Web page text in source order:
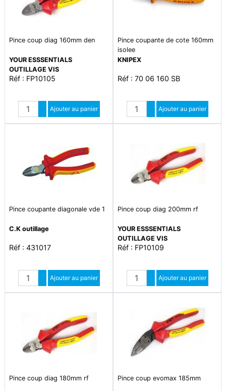
Pince coup diag 160mm den
YOUR ESSSENTIALS
OUTILLAGE VIS
Réf : FP10105
Quantité
Augmenter quantité
Diminuer quantité
Ajouter au panier
Pince coupante de cote 160mm
isolee
KNIPEX
Réf : 70 06 160 SB
Quantité
Augmenter quantité
Diminuer quantité
Ajouter au panier
Pince coupante diagonale vde 1
C.K outillage
Réf : 431017
Quantité
Augmenter quantité
Diminuer quantité
Ajouter au panier
Pince coup diag 200mm rf
YOUR ESSSENTIALS
OUTILLAGE VIS
Réf : FP10109
Quantité
Augmenter quantité
Diminuer quantité
Ajouter au panier
Pince coup diag 180mm rf Pince coup evomax 185mm